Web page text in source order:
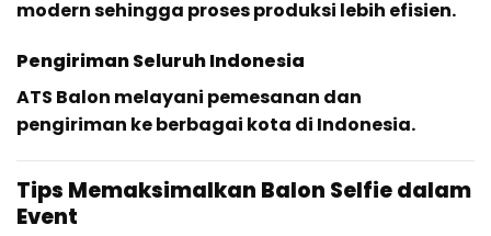
modern sehingga proses produksi lebih efisien.
Pengiriman Seluruh Indonesia
ATS Balon melayani pemesanan dan
pengiriman ke berbagai kota di Indonesia.
Tips Memaksimalkan Balon Selfie dalam
Event